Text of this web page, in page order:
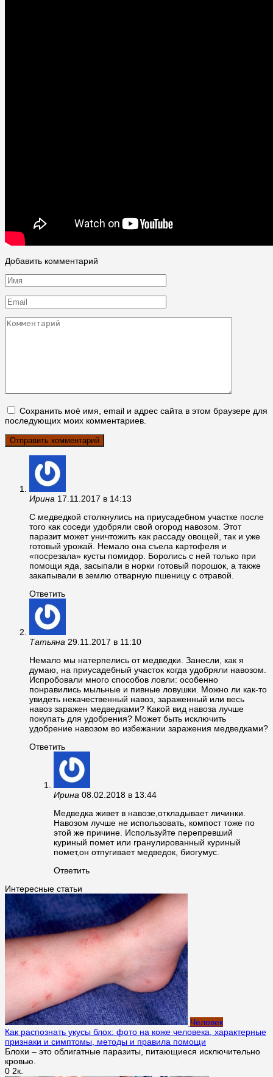
Добавить комментарий
Имя
*
Email
*
Комментарий
Сохранить моё имя, email и адрес сайта в этом браузере для
последующих моих комментариев.
Ирина 17.11.2017 в 14:13
С медведкой столкнулись на приусадебном участке после
того как соседи удобряли свой огород навозом. Этот
паразит может уничтожить как рассаду овощей, так и уже
готовый урожай. Немало она съела картофеля и
«посрезала» кусты помидор. Боролись с ней только при
помощи яда, засыпали в норки готовый порошок, а также
закапывали в землю отварную пшеницу с отравой.
Ответить
Татьяна 29.11.2017 в 11:10
Немало мы натерпелись от медведки. Занесли, как я
думаю, на приусадебный участок когда удобряли навозом.
Испробовали много способов ловли: особенно
понравились мыльные и пивные ловушки. Можно ли как-то
увидеть некачественный навоз, зараженный или весь
навоз заражен медведками? Какой вид навоза лучше
покупать для удобрения? Может быть исключить
удобрение навозом во избежании заражения медведками?
Ответить
Ирина 08.02.2018 в 13:44
Медведка живет в навозе,откладывает личинки.
Навозом лучше не использовать, компост тоже по
этой же причине. Используйте перепревший
куриный помет или гранулированный куриный
помет,он отпугивает медведок, биогумус.
Ответить
Интересные статьи
Человек
Как распознать укусы блох: фото на коже человека, характерные
признаки и симптомы, методы и правила помощи
Блохи – это облигатные паразиты, питающиеся исключительно
кровью.
0 2к.